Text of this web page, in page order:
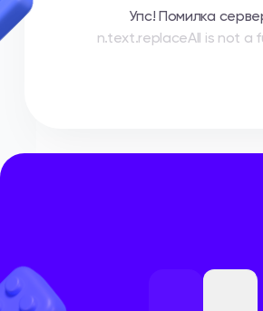
Упс! Помилка
n.text.replaceAll is not a